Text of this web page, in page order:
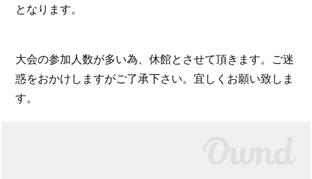
となります。
大会の参加人数が多い為、休館とさせて頂きます。ご迷
惑をおかけしますがご了承下さい。宜しくお願い致しま
す。